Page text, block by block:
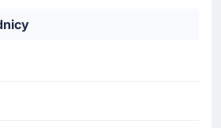
o zmianie. Na ławkę siada
CFC).